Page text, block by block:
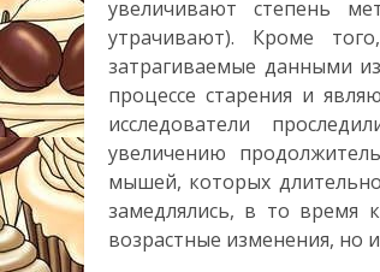
увеличивают степень
утрачивают). Кроме
затрагиваемые данными
процессе старения и
исследователи
увеличению
мышей, которых
замедлялись, в то время
возрастные изменения, но